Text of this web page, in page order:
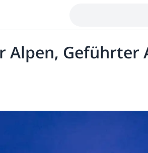
Alpen, Geführter